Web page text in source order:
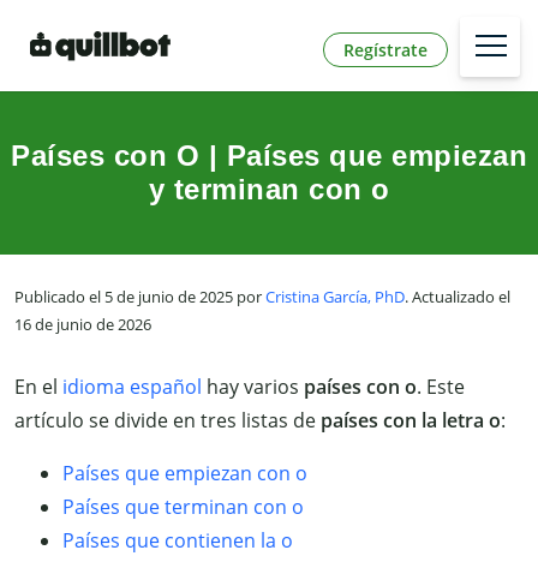
Regístrate
Países con O | Países que empiezan
y terminan con o
Publicado el 5 de junio de 2025 porCristina García, PhD. Actualizado el
16 de junio de 2026
En el idioma español hay varios países con o. Este
artículo se divide en tres listas de países con la letra o:
Países que empiezan con o
Países que terminan con o
Países que contienen la o